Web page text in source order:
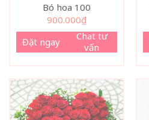
Bó hoa 100
900.000₫
Đặt ngay
Chat tư
vấn